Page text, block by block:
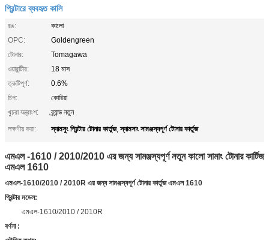
প্রিন্টারে ব্যবহৃত কালি
রঙ:
কালো
OPC:
Goldengreen
টোনার:
Tomagawa
ওয়ারান্টীর:
18 মাস
ত্রুটিপূর্ণ:
0.6%
চিপ:
কোরিয়া
খুচরা যন্ত্রাংশ:
ব্র্যান্ড নতুন
লক্ষণীয় করা:
স্যামসুং প্রিন্টার টোনার কার্তুজ,স্যামসাং সামঞ্জস্যপূর্ণ টোনার কার্তুজ
এমএল -1610 / 2010/2010 এর জন্য সামঞ্জস্যপূর্ণ নতুন কালো সামাং টোনার কার্টিজ
এমএল 1610
এমএল-1610/2010 / 2010R এর জন্য সামঞ্জস্যপূর্ণ টোনার কার্তুজ এমএল 1610
প্রিন্টার মডেল:
এমএল-1610/2010 / 2010R
বর্ণনা :